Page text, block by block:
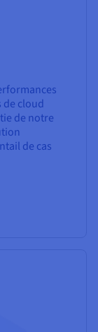
de cloud
de notre
de cas